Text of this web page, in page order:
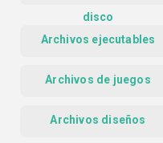
disco
Archivos ejecutables
Archivos de juegos
Archivos diseños